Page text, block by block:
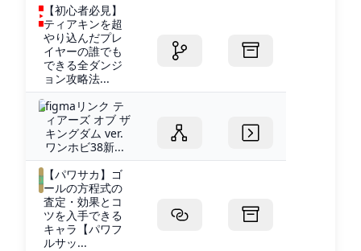
【初心者必見】
ティアキンを超
やり込んだプレ
イヤーの誰でも
できる全ダンジ
ョン攻略法...
figmaリンク テ
ィアーズ オブ ザ
キングダム ver.
ワンホビ38新...
【パワサカ】ゴ
ールの方程式の
査定・効果とコ
ツを入手できる
キャラ【パワフ
ルサッ...